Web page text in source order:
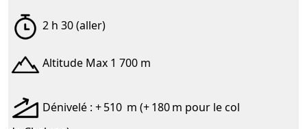
2 h 30 (aller)
Altitude Max 1 700 m
Dénivelé : + 510 m (+ 180 m pour le col